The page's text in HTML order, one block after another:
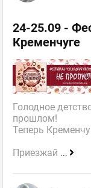
24-25.09 -
Кременчуге
Голодное
прошлом!
Теперь
Приезжай ...